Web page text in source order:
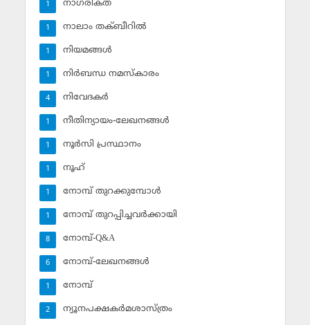
നാഗരികത
1
നാലാം തക്ബീറില്‍
1
നിയമങ്ങള്‍
1
നിര്‍ബന്ധ നമസ്‌കാരം
1
നിവേദകര്‍
4
നീതിന്യായം-ലേഖനങ്ങള്‍
1
നൂര്‍സി പ്രസ്ഥാനം
1
നൂഹ്‌
1
നോമ്പ് തുറക്കുമ്പോള്‍
1
നോമ്പ് തുറപ്പിച്ചവര്‍ക്കായി
1
നോമ്പ്-Q&A
8
നോമ്പ്-ലേഖനങ്ങള്‍
6
നോമ്പ്‌
1
ന്യൂനപക്ഷകര്‍മശാസ്ത്രം
2